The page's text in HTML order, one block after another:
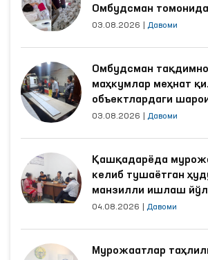
Омбудсман
03.08.2026 Давоми
Омбудсман
маҳкумлар меҳнат
объектлардаги
яхшиланди
03.08.2026 Давоми
Қашқадарёда
келиб тушаётган
манзилли ишлаш
04.08.2026 Давоми
Мурожаатлар